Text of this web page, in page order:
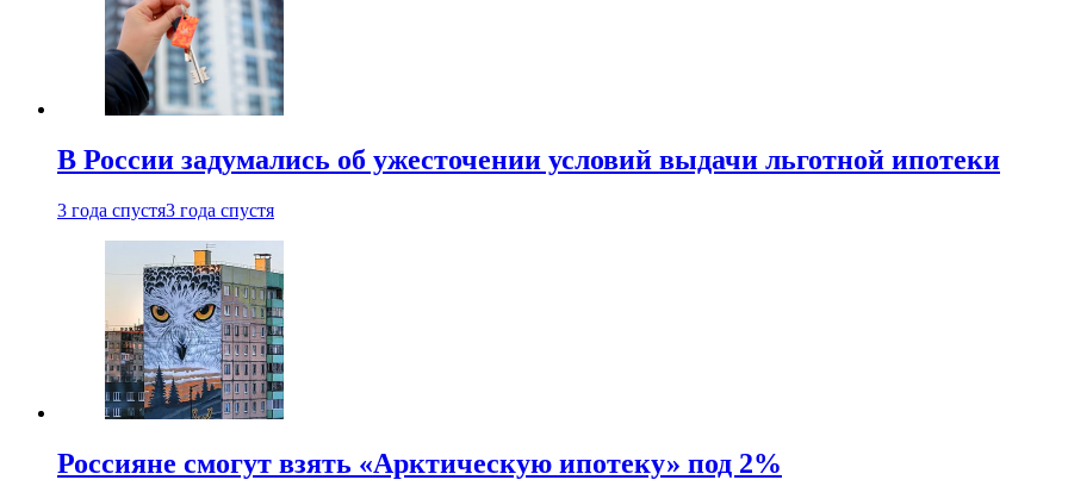
В России задумались об ужесточении условий выдачи льготной ипотеки
3 года спустя3 года спустя
Россияне смогут взять «Арктическую ипотеку» под 2%